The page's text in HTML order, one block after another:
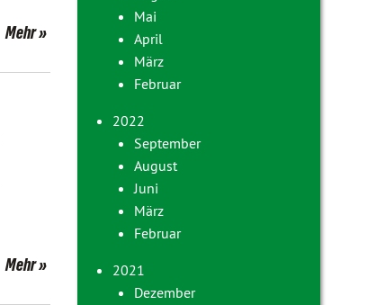
Mehr
Mehr
Mai
April
März
Februar
2022
September
August
Juni
März
Februar
2021
Dezember